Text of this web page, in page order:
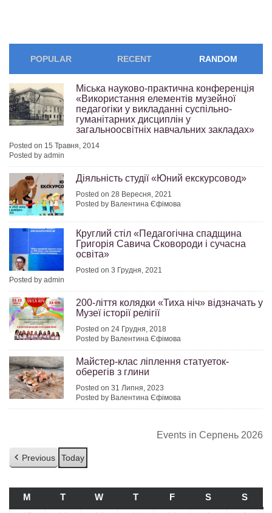
POPULAR RECENT RANDOM
Міська науково-практична конференція
«Використання елементів музейної
педагогіки у викладанні суспільно-
гуманітарних дисциплін у
загальноосвітніх навчальних закладах»
Posted on 15 Травня, 2014
Posted by admin
Діяльність студії «Юний екскурсовод»
Posted on 28 Вересня, 2021
Posted by Валентина Єфімова
Круглий стіл «Педагогічна спадщина
Григорія Савича Сковороди і сучасна
освіта»
Posted on 3 Грудня, 2021
Posted by admin
200-ліття колядки «Тиха ніч» відзначать у
Музеї історії релігії
Posted on 24 Грудня, 2018
Posted by Валентина Єфімова
Майстер-клас ліплення статуеток-
оберегів з глини
Posted on 31 Липня, 2023
Posted by Валентина Єфімова
Events in Серпень 2026
Previous Today
M ПОНЕДІЛОК
T ВІВТОРОК
W СЕРЕДА
TЧЕТВЕР
FП’ЯТНИЦЯ
S СУБОТА
S